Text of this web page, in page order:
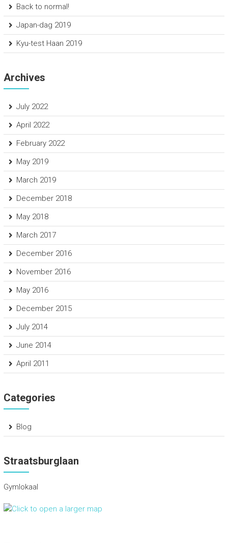
Back to normal!
Japan-dag 2019
Kyu-test Haan 2019
Archives
July 2022
April 2022
February 2022
May 2019
March 2019
December 2018
May 2018
March 2017
December 2016
November 2016
May 2016
December 2015
July 2014
June 2014
April 2011
Categories
Blog
Straatsburglaan
Gymlokaal